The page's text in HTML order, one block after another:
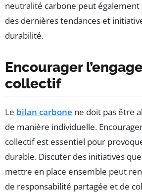
neutralité carbone peut
des dernières tendances et
durabilité.
Encourager
collectif
Le bilan carbone ne doit pas être
de manière individuelle.
collectif est essentiel pour
durable. Discuter des initiatives
mettre en place ensemble peut
de responsabilité partagée et de